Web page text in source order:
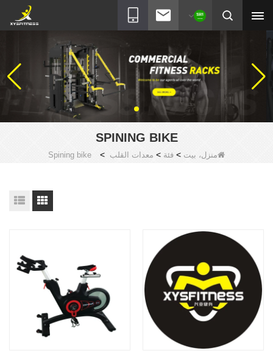
SPINING BIKE
منزل، بيت > فئة > معدات القلب >
Spining bike